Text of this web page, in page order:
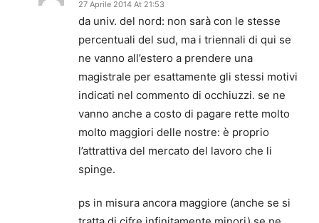
27 Aprile 2014 At 21:53
da univ. del nord: non sarà con le stesse
percentuali del sud, ma i triennali di qui se
ne vanno all’estero a prendere una
magistrale per esattamente gli stessi motivi
indicati nel commento di occhiuzzi. se ne
vanno anche a costo di pagare rette molto
molto maggiori delle nostre: è proprio
l’attrattiva del mercato del lavoro che li
spinge.
ps in misura ancora maggiore (anche se si